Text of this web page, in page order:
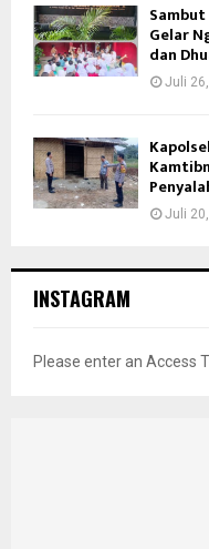
Sambut
Gelar
dan
Juli
Juli
INSTAGRAM
Please enter an Access